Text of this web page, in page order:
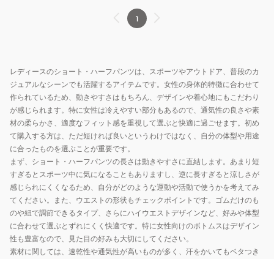
プ
ハ
ー
フ
パ
ン
ツ
黒
M
サ
イ
ズ
SO-
ア
プ
ハ
ー
フ
パ
ツ
ベ
ー
ジ
ュ
S
サ
1
レディースのショート・ハーフパンツは、スポーツやアウトドア、普段のカ
ジュアルなシーンでも活躍するアイテムです。女性の身体的特徴に合わせて
作られているため、動きやすさはもちろん、デザインや着心地にもこだわり
が感じられます。特に女性は冷えやすい部分もあるので、通気性の良さや素
材の柔らかさ、適度なフィット感を重視して選ぶと快適に過ごせます。初め
て購入する方は、ただ短ければ良いというわけではなく、自分の体型や用途
に合ったものを選ぶことが重要です。
まず、ショート・ハーフパンツの長さは動きやすさに直結します。あまり短
すぎるとスポーツ中に気になることもありますし、逆に長すぎると涼しさが
感じられにくくなるため、自分がどのような運動や活動で使うかを考えてみ
てください。また、ウエストの形状もチェックポイントです。ゴムだけのも
のや紐で調節できるタイプ、さらにハイウエストデザインなど、好みや体型
に合わせて選ぶとずれにくく快適です。特に女性向けのボトムスはデザイン
性も豊富なので、見た目の好みも大切にしてください。
素材に関しては、速乾性や通気性が高いものが多く、汗をかいてもベタつき